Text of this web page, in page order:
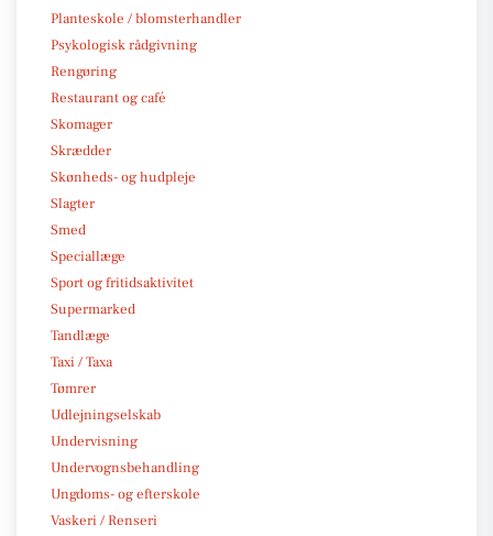
Planteskole / blomsterhandler
Psykologisk rådgivning
Rengøring
Restaurant og café
Skomager
Skrædder
Skønheds- og hudpleje
Slagter
Smed
Speciallæge
Sport og fritidsaktivitet
Supermarked
Tandlæge
Taxi / Taxa
Tømrer
Udlejningselskab
Undervisning
Undervognsbehandling
Ungdoms- og efterskole
Vaskeri / Renseri